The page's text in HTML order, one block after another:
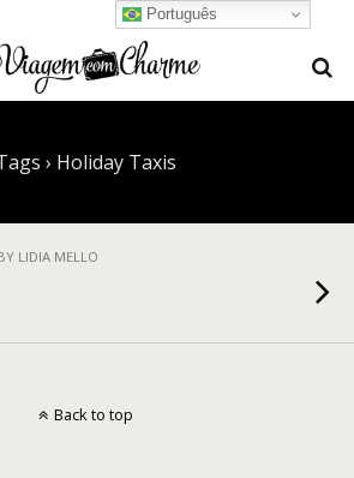
› Holiday Taxis
LIDIA MELLO
Português
Back to top